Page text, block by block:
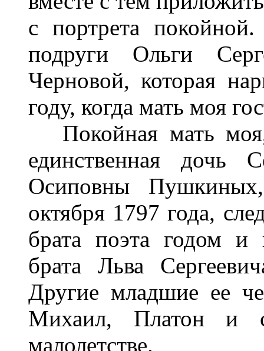
с портрета
подруги Ольги
Черновой, которая
году, когда мать моя
Покойная мать моя,
единственная дочь
Осиповны
октября 1797 года,
брата поэта годом
брата Льва
Другие младшие ее
Михаил, Платон и
малолетстве.